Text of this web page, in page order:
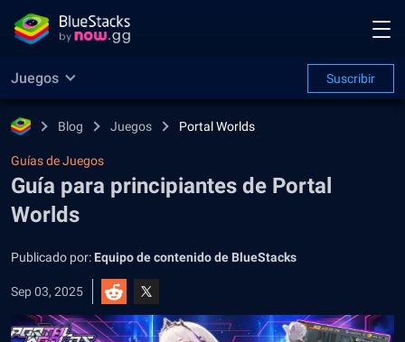
Juegos Suscribir
Blog Juegos Portal Worlds
Guías de Juegos
Guía para principiantes de Portal
Worlds
Publicado por: Equipo de contenido de BlueStacks
Sep 03, 2025